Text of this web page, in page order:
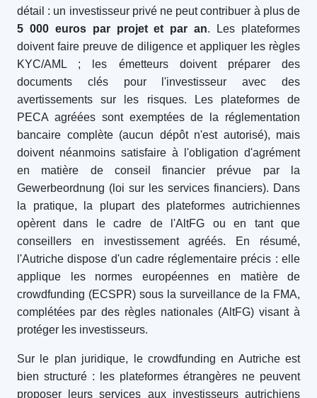
détail : un investisseur privé ne peut contribuer à plus de
5 000 euros par projet et par an. Les plateformes
doivent faire preuve de diligence et appliquer les règles
KYC/AML ; les émetteurs doivent préparer des
documents clés pour l'investisseur avec des
avertissements sur les risques. Les plateformes de
PECA agréées sont exemptées de la réglementation
bancaire complète (aucun dépôt n'est autorisé), mais
doivent néanmoins satisfaire à l'obligation d'agrément
en matière de conseil financier prévue par la
Gewerbeordnung (loi sur les services financiers). Dans
la pratique, la plupart des plateformes autrichiennes
opèrent dans le cadre de l'AltFG ou en tant que
conseillers en investissement agréés. En résumé,
l'Autriche dispose d'un cadre réglementaire précis : elle
applique les normes européennes en matière de
crowdfunding (ECSPR) sous la surveillance de la FMA,
complétées par des règles nationales (AltFG) visant à
protéger les investisseurs.
Sur le plan juridique, le crowdfunding en Autriche est
bien structuré : les plateformes étrangères ne peuvent
proposer leurs services aux investisseurs autrichiens